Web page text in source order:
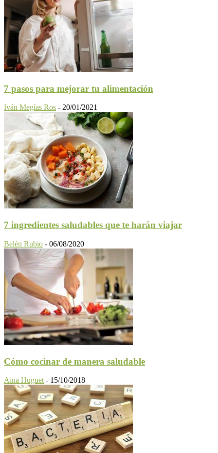
7 pasos para mejorar tu alimentación
Iván Megías Ros - 20/01/2021
7 ingredientes saludables que te harán viajar
Belén Rubio - 06/08/2020
Cómo cocinar de manera saludable
Aina Huguet - 15/10/2018